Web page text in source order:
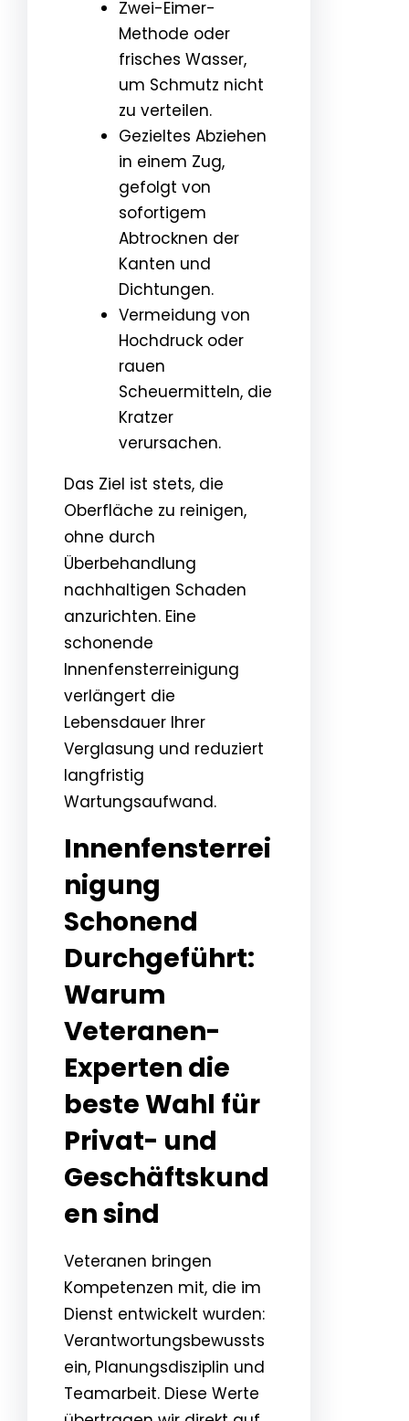
Zwei-Eimer-
Methode oder
frisches Wasser,
um Schmutz nicht
zu verteilen.
Gezieltes Abziehen
in einem Zug,
gefolgt von
sofortigem
Abtrocknen der
Kanten und
Dichtungen.
Vermeidung von
Hochdruck oder
rauen
Scheuermitteln, die
Kratzer
verursachen.
Das Ziel ist stets, die
Oberfläche zu reinigen,
ohne durch
Überbehandlung
nachhaltigen Schaden
anzurichten. Eine
schonende
Innenfensterreinigung
verlängert die
Lebensdauer Ihrer
Verglasung und reduziert
langfristig
Wartungsaufwand.
Innenfensterrei
nigung
Schonend
Durchgeführt:
Warum
Veteranen-
Experten die
beste Wahl für
Privat- und
Geschäftskund
en sind
Veteranen bringen
Kompetenzen mit, die im
Dienst entwickelt wurden:
Verantwortungsbewussts
ein, Planungsdisziplin und
Teamarbeit. Diese Werte